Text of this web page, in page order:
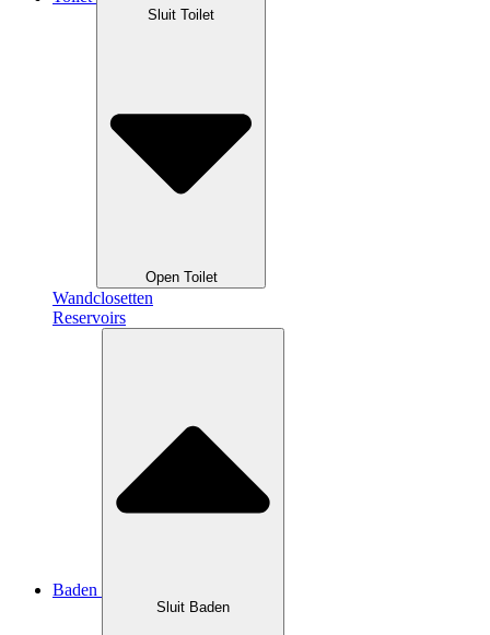
Sluit Toilet
Open Toilet
Wandclosetten
Reservoirs
Baden
Sluit Baden